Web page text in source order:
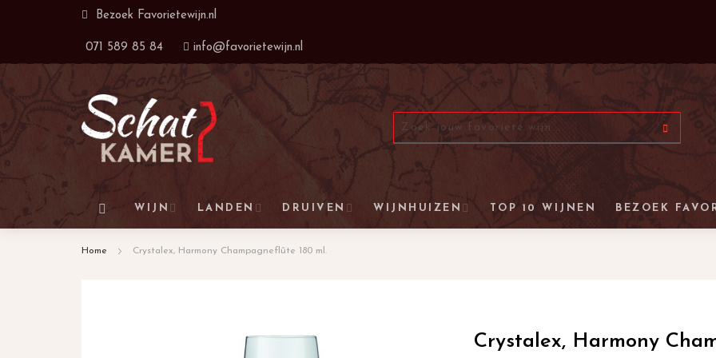
Ga
naar
inhoud
Bezoek Favorietewijn.nl
071 589 85 84 info@favorietewijn.nl
WIJN LANDEN DRUIVEN WIJNHUIZEN TOP 10 WIJNEN BEZOEK
Home Crystalex, Harmony Champagneflûte 180 ml.
Crystalex, Harmony